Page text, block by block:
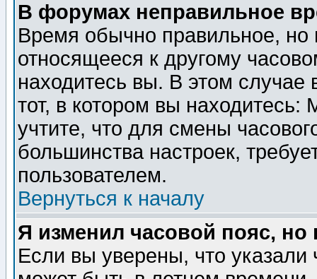
В форумах неправильное
Время обычно правильное,
относящееся к другому
находитесь вы. В этом
тот, в котором вы
учтите, что для смены
большинства настроек,
пользователем.
Вернуться к началу
Я изменил часовой пояс,
Если вы уверены, что указали